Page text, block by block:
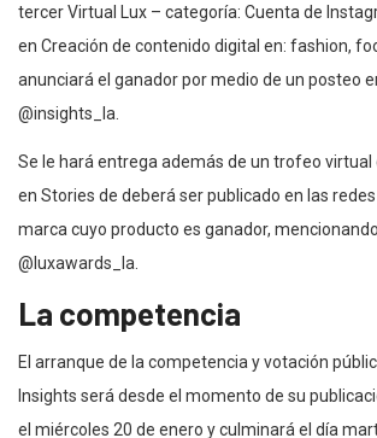
tercer Virtual Lux – categoría: Cuenta de
en Creación de contenido digital en: fashion,
anunciará el ganador por medio de un posteo
@insights_la.
Se le hará entrega además de un trofeo virtual
en Stories de deberá ser publicado en las
marca cuyo producto es ganador,
@luxawards_la.
La competencia
El arranque de la competencia y votación
Insights será desde el momento de su
el miércoles 20 de enero y culminará el día